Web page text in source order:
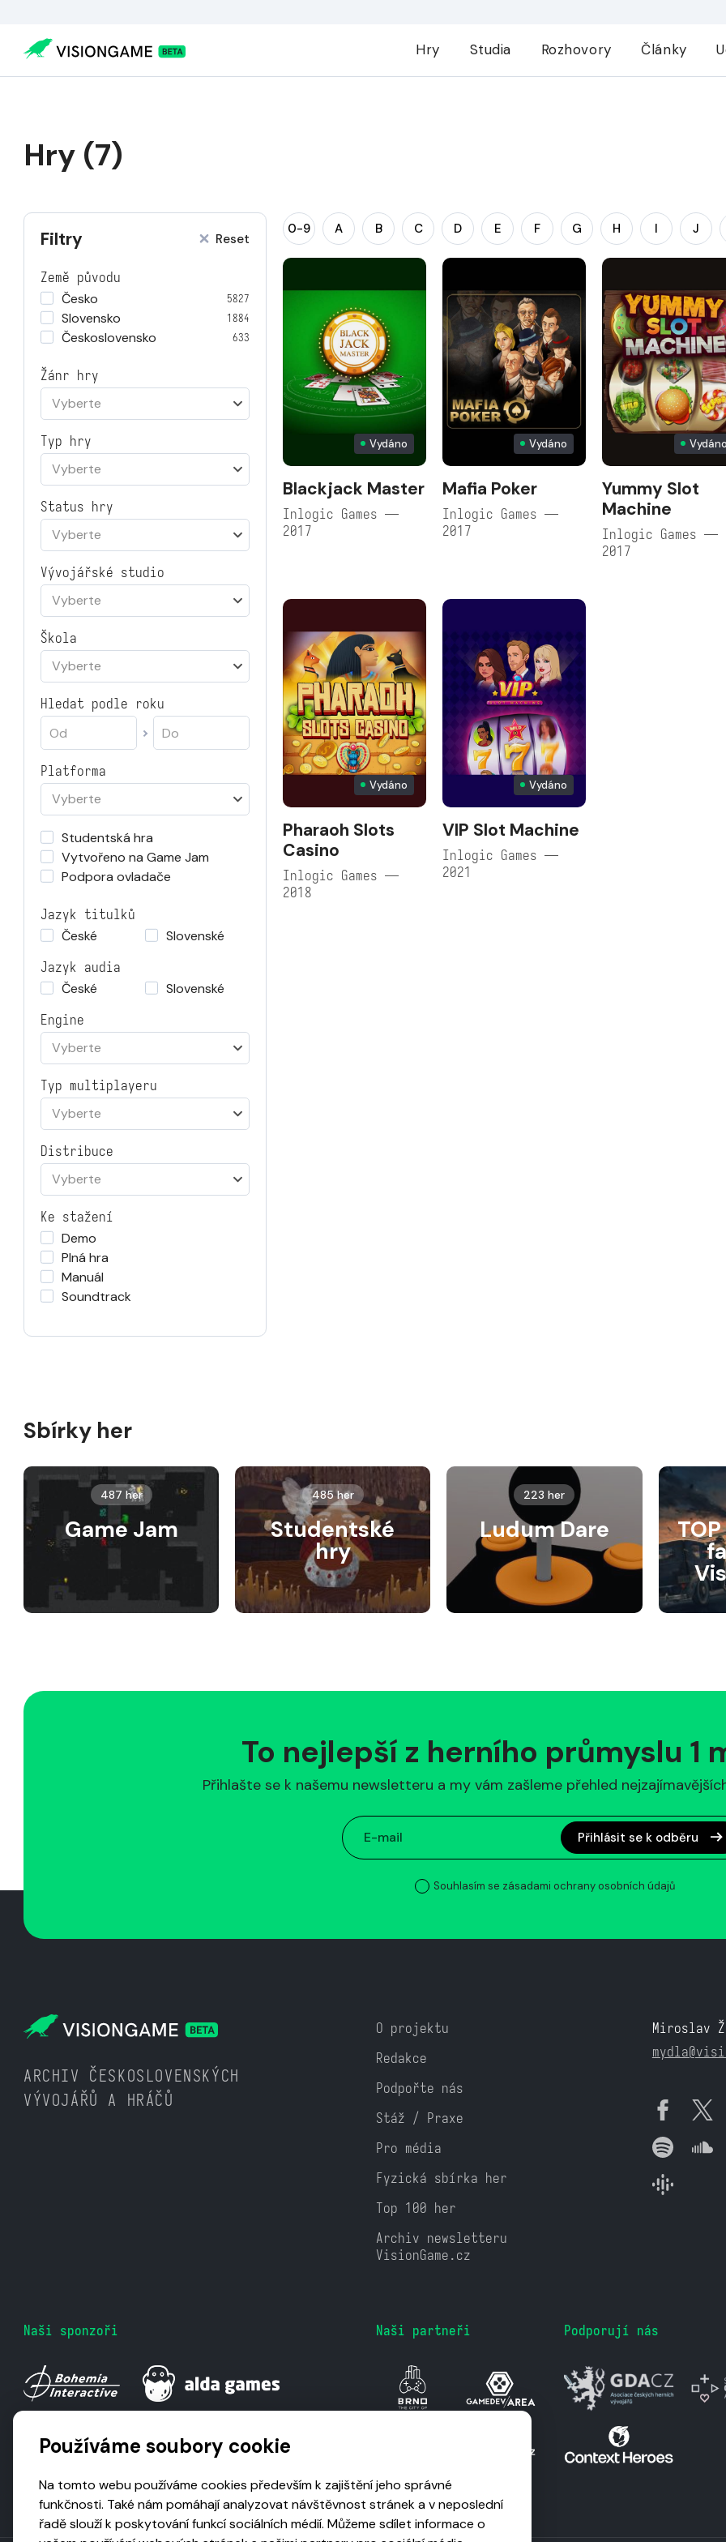
Hry Studia Rozhovory Články
Hry (7)
Filtry Reset
Země původu
Česko
5827
Slovensko 1884
Československo 633
Žánr hry
Vyberte
Typ hry
Vyberte
Status hry
Vyberte
Vývojářské studio
Vyberte
Škola
Vyberte
Hledat podle roku
Platforma
Vyberte
Studentská hra
Vytvořeno na Game Jam
Podpora ovladače
Jazyk titulků
České
Slovenské
Jazyk audia
České
Slovenské
Engine
Vyberte
Typ multiplayeru
Vyberte
Distribuce
Vyberte
Ke stažení
Demo
Plná hra
Manuál
Soundtrack
0-9 A B C D E F G H I J
Vydáno
Blackjack Master
Inlogic Games —
2017
Vydáno
Mafia Poker
Inlogic Games —
2017
Yummy Slot
Machine
Inlogic Games —
2017
Vydáno
Pharaoh Slots
Casino
Inlogic Games —
2018
Vydáno
VIP Slot Machine
Inlogic Games —
2021
Sbírky her
487 her
Game Jam
485 her
Studentské
hry
223 her
Ludum Dare
To nejlepší z herního průmyslu 1
Přihlašte se k našemu newsletteru a my vám zašleme přehled
Přihlásit se k odběru
Souhlasím se zásadami ochrany osobních údajů
ARCHIV ČESKOSLOVENSKÝCH
VÝVOJÁŘŮ A HRÁČŮ
O projektu
Redakce
Podpořte nás
Stáž / Praxe
Pro média
Fyzická sbírka her
Top 100 her
Archiv newsletteru
VisionGame.cz
Miroslav
Naši sponzoři Naši partneři Podporují nás
Používáme soubory cookie
Na tomto webu používáme cookies především k zajištění jeho správné
funkčnosti. Také nám pomáhají analyzovat návštěvnost stránek a v neposlední
řadě slouží k poskytování funkcí sociálních médií. Můžeme sdílet informace o